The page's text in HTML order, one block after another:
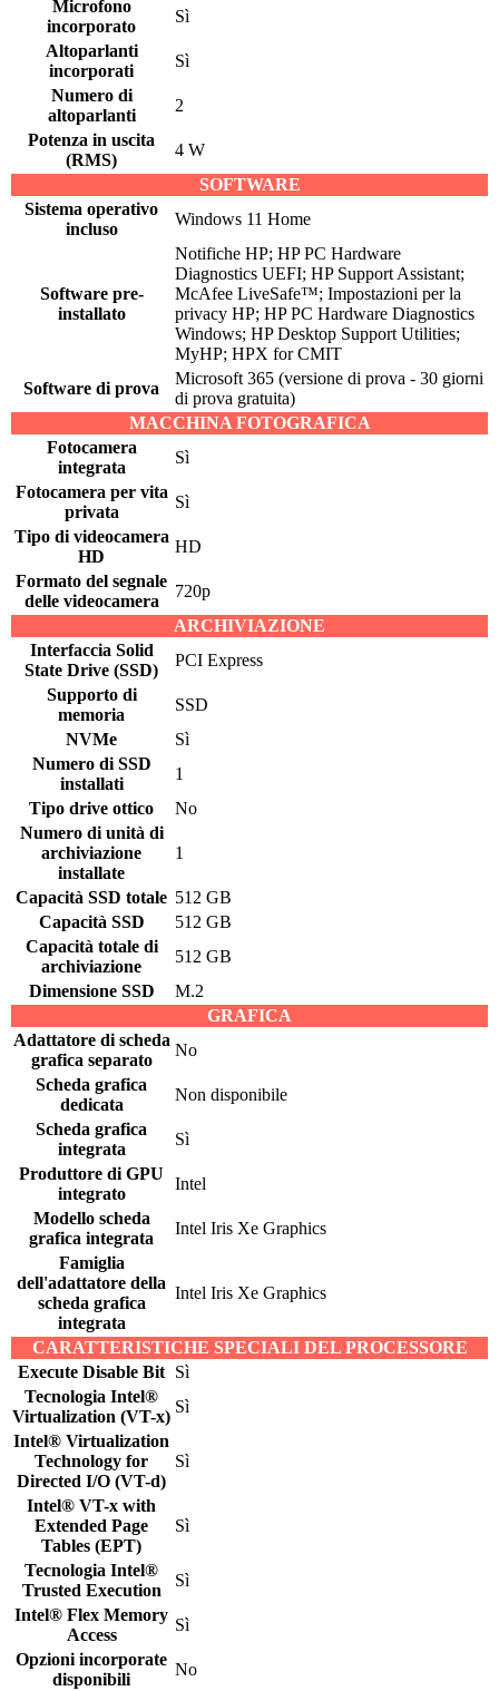
Microfono
incorporato
Sì
Altoparlanti
incorporati
Sì
Numero di
altoparlanti
2
Potenza in uscita
(RMS)
4 W
SOFTWARE
Sistema operativo
incluso
Windows 11 Home
Software pre-
installato
Notifiche HP; HP PC Hardware
Diagnostics UEFI; HP Support Assistant;
McAfee LiveSafe™; Impostazioni per la
privacy HP; HP PC Hardware Diagnostics
Windows; HP Desktop Support Utilities;
MyHP; HPX for CMIT
Software di prova
Microsoft 365 (versione di prova - 30 giorni
di prova gratuita)
MACCHINA FOTOGRAFICA
Fotocamera
integrata
Sì
Fotocamera per vita
privata
Sì
Tipo di videocamera
HD
HD
Formato del segnale
delle videocamera
720p
ARCHIVIAZIONE
Interfaccia Solid
State Drive (SSD)
PCI Express
Supporto di
memoria
SSD
NVMe
Sì
Numero di SSD
installati
1
Tipo drive ottico
No
Numero di unità di
archiviazione
installate
1
Capacità SSD totale 512 GB
Capacità SSD
512 GB
Capacità totale di
archiviazione
512 GB
Dimensione SSD
M.2
GRAFICA
Adattatore di scheda
grafica separato
No
Scheda grafica
dedicata
Non disponibile
Scheda grafica
integrata
Sì
Produttore di GPU
integrato
Intel
Modello scheda
grafica integrata
Intel Iris Xe Graphics
Famiglia
dell'adattatore della
scheda grafica
integrata
Intel Iris Xe Graphics
CARATTERISTICHE SPECIALI DEL PROCESSORE
Execute Disable Bit Sì
Tecnologia Intel®
Virtualization (VT-x)
Sì
Intel® Virtualization
Technology for
Directed I/O (VT-d)
Sì
Intel® VT-x with
Extended Page
Tables (EPT)
Sì
Tecnologia Intel®
Trusted Execution
Sì
Intel® Flex Memory
Access
Sì
Opzioni incorporate
disponibili
No